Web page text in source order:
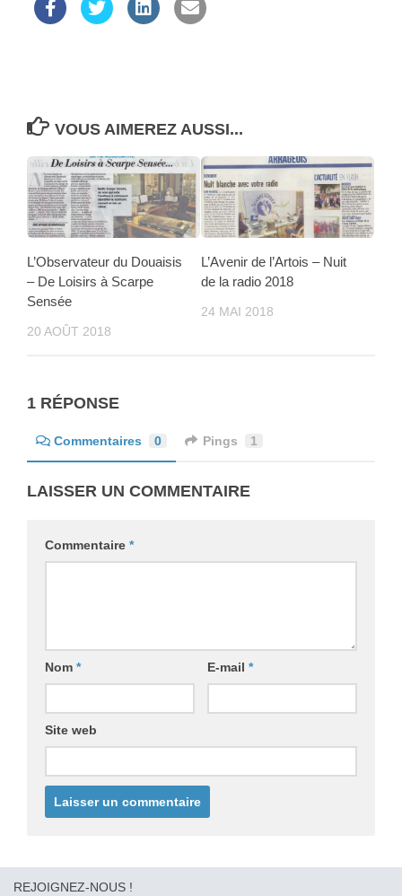
VOUS AIMEREZ AUSSI...
L’Observateur du Douaisis
– De Loisirs à Scarpe
Sensée
20 AOÛT 2018
L’Avenir de l’Artois – Nuit
de la radio 2018
24 MAI 2018
1 RÉPONSE
Commentaires 0 Pings 1
LAISSER UN COMMENTAIRE
Commentaire *
Nom * E-mail *
Site web
REJOIGNEZ-NOUS !